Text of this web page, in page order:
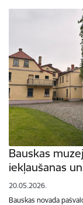
Bauskas
iekļaušanas
20.05.2026.
Bauskas novada